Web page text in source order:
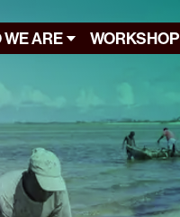
WE ARE WORKSHOP